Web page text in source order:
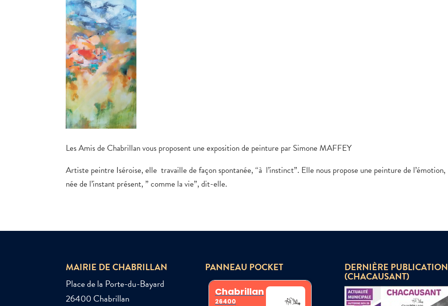
Les Amis de Chabrillan vous proposent une exposition de peinture par Simone MAFFEY
Artiste peintre Iséroise, elle travaille de façon spontanée, “à l’instinct”. Elle nous propose une peinture de l’émotion,
née de l’instant présent, ” comme la vie”, dit-elle.
MAIRIE DE CHABRILLAN
Place de la Porte-du-Bayard
26400 Chabrillan
PANNEAU POCKET DERNIÈRE PUBLICATION
(CHACAUSANT)